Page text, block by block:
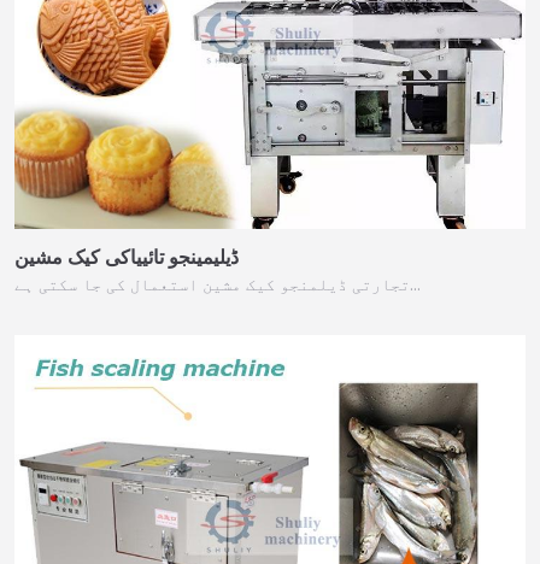
ڈیلیمینجو تائییاکی کیک مشین
تجارتی ڈیلمنجو کیک مشین استعمال کی جا سکتی ہے…